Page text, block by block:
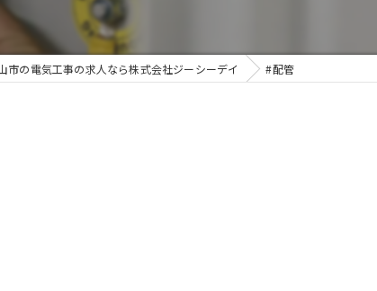
市の電気工事の求人なら株式会社ジーシーデイ #配管